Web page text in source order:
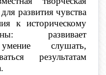
развития чувства
к историческому
развивает
умение слушать,
результатам